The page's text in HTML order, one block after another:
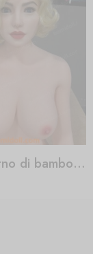
Video porno di bambola cubana